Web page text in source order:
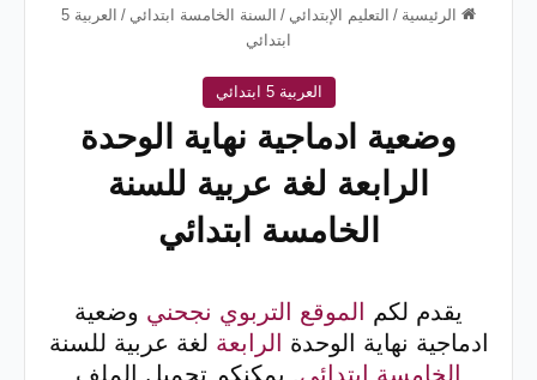
الرئيسية / التعليم الإبتدائي / السنة الخامسة ابتدائي /
العربية 5
ابتدائي
العربية 5 ابتدائي
وضعية ادماجية نهاية الوحدة
الرابعة لغة عربية للسنة
الخامسة ابتدائي
يقدم لكم الموقع التربوي نجحني وضعية
ادماجية نهاية الوحدة
الرابعة لغة عربية للسنة
الخامسة ابتدائي, يمكنكم تحميل الملف